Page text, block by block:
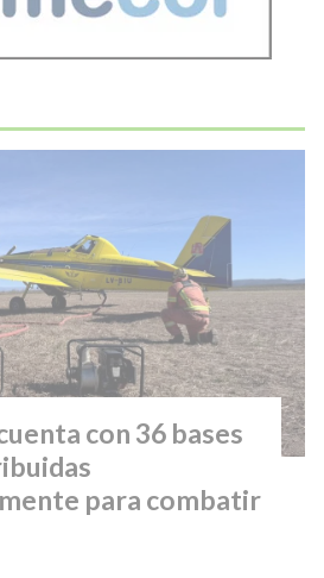
con 36 bases
para combatir